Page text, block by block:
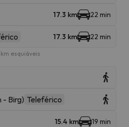
17.3 km 22 min
17.3 km 22 min
esquiáveis
- Birg) Teleférico
15.4 km 19 min